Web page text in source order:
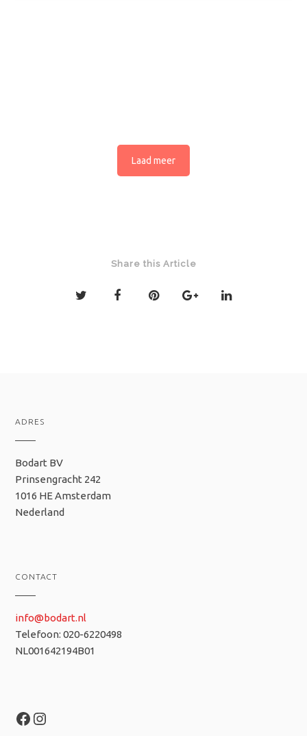
Laad meer
Share this Article
ADRES
Bodart BV
Prinsengracht 242
1016 HE Amsterdam
Nederland
CONTACT
info@bodart.nl
Telefoon: 020-6220498
NL001642194B01
Facebook
Instagram